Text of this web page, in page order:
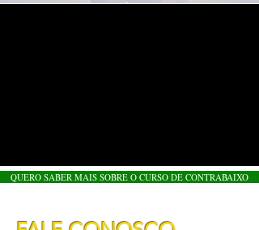
QUERO SABER MAIS SOBRE O CURSO DE CONTRABAIXO